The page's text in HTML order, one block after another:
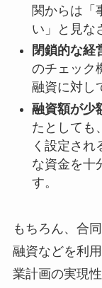
関からは「
い」と見な
閉鎖的な経
のチェック
融資に対し
融資額が少
たとしても
く設定され
な資金を十
す。
もちろん、合
融資などを利
業計画の実現